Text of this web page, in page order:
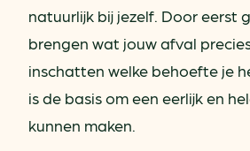
natuurlijk bij jezelf. Door eerst
brengen wat jouw afval
inschatten welke behoefte je
is de basis om een eerlijk en
kunnen maken.